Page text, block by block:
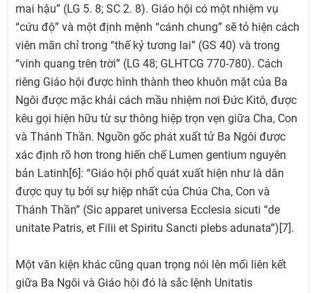
mai hậu” (LG 5. 8; SC 2. 8). Giáo hội có một nhiệm vụ
“cứu độ” và một định mệnh “cánh chung” sẽ tỏ hiện cách
viên mãn chỉ trong “thế kỷ tương lai” (GS 40) và trong
“vinh quang trên trời” (LG 48; GLHTCG 770-780). Cách
riêng Giáo hội được hình thành theo khuôn mặt của Ba
Ngôi được mặc khải cách mầu nhiệm nơi Đức Kitô, được
kêu gọi hiện hữu từ sự thông hiệp trọn vẹn giữa Cha, Con
và Thánh Thần. Nguồn gốc phát xuất tử Ba Ngôi được
xác định rõ hơn trong hiến chế Lumen gentium nguyên
bản Latinh[6]: “Giáo hội phổ quát xuất hiện như là dân
được quy tụ bởi sự hiệp nhất của Chúa Cha, Con và
Thánh Thần” (Sic apparet universa Ecclesia sicuti “de
unitate Patris, et Filii et Spiritu Sancti plebs adunata”)[7].
Một văn kiện khác cũng quan trọng nói lên mối liên kết
giữa Ba Ngôi và Giáo hội đó là sắc lệnh Unitatis